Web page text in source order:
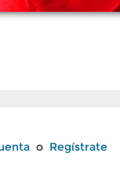
o Regístrate